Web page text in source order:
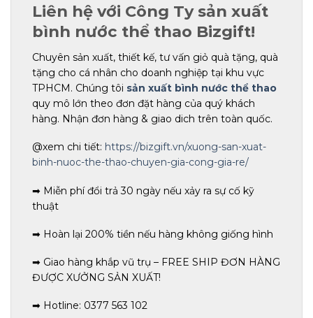
Liên hệ với Công Ty sản xuất
bình nước thể thao Bizgift!
Chuyên sản xuất, thiết kế, tư vấn giỏ quà tặng, quà
tặng cho cá nhân cho doanh nghiệp tại khu vực
TPHCM. Chúng tôi sản xuất bình nước thể thao
quy mô lớn theo đơn đặt hàng của quý khách
hàng. Nhận đơn hàng & giao dich trên toàn quốc.
@xem chi tiết: https://bizgift.vn/xuong-san-xuat-
binh-nuoc-the-thao-chuyen-gia-cong-gia-re/
➡ Miễn phí đổi trả 30 ngày nếu xảy ra sự cố kỹ
thuật
➡ Hoàn lại 200% tiền nếu hàng không giống hình
➡ Giao hàng khắp vũ trụ – FREE SHIP ĐƠN HÀNG
ĐƯỢC XƯỞNG SẢN XUẤT!
➡ Hotline: 0377 563 102